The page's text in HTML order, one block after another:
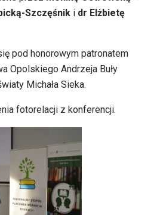
Szczęśnik i dr Elżbietę
pod honorowym patronatem
Opolskiego Andrzeja Buły
Michała Sieka.
fotorelacji z konferencji.